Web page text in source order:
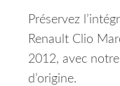
Préservez
Renault Clio
2012, avec
d’origine.